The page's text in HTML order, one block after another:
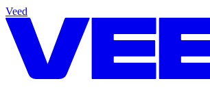
Veed